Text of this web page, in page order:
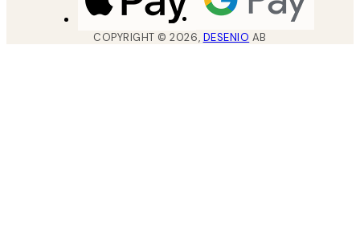
COPYRIGHT ©2026, DESENIO AB